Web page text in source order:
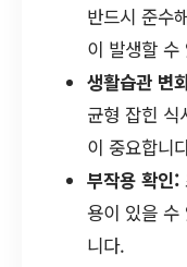
반드시 준수
이 발생할 수
생활습관 변
균형 잡힌 식
이 중요합니
부작용 확인:
용이 있을 수
니다.